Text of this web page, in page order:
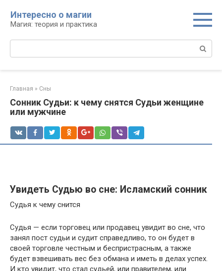
контенту
Интересно о магии
Магия: теория и практика
Главная » Сны
Сонник Судьи: к чему снятся Судьи женщине
или мужчине
Увидеть Судью во сне: Исламский сонник
Судья к чему снится
Судья — если торговец или продавец увидит во сне, что
занял пост судьи и судит справедливо, то он будет в
своей торговле честным и беспристрасным, а также
будет взвешивать вес без обмана и иметь в делах успех.
И кто увидит, что стал судьей, или правителем, или